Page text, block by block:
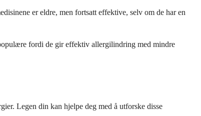
er eldre, men fortsatt effektive, selv om de har en
fordi de gir effektiv allergilindring med mindre
Legen din kan hjelpe deg med å utforske disse